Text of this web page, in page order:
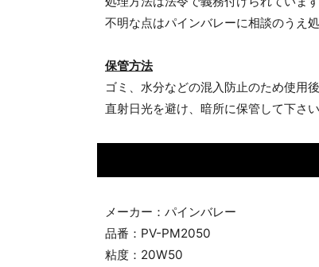
不明な点はパインバレーに相談のうえ処
保管方法
ゴミ、水分などの混入防止のため使用
直射日光を避け、暗所に保管して下さい
メーカー：パインバレー
品番：PV-PM2050
粘度：20W50